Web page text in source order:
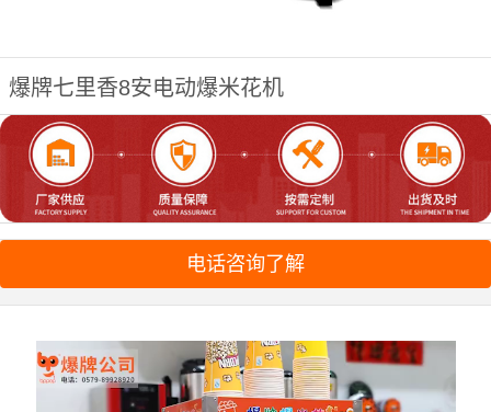
爆牌七里香8安电动爆米花机
电话咨询了解